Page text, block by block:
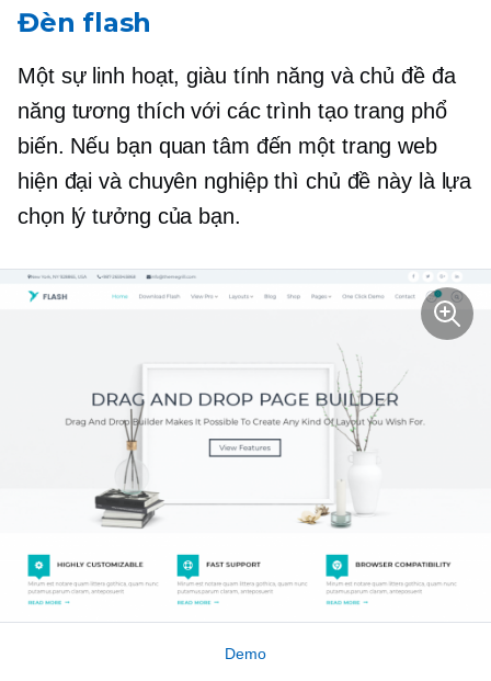
Đèn flash
Một sự linh hoạt,giàu tính năng và chủ đề đa
năng tương thích với các trình tạo trang phổ
biến. Nếu bạn quan tâm đến một trang web
hiện đại và chuyên nghiệp thì chủ đề này là lựa
chọn lý tưởng của bạn.
Demo